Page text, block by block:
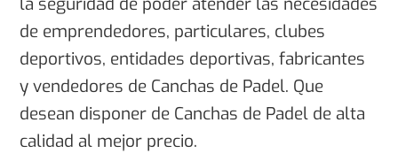
de emprendedores, particulares, clubes
deportivos, entidades deportivas, fabricantes
y vendedores de Canchas de Padel. Que
desean disponer de Canchas de Padel de alta
calidad al mejor precio.